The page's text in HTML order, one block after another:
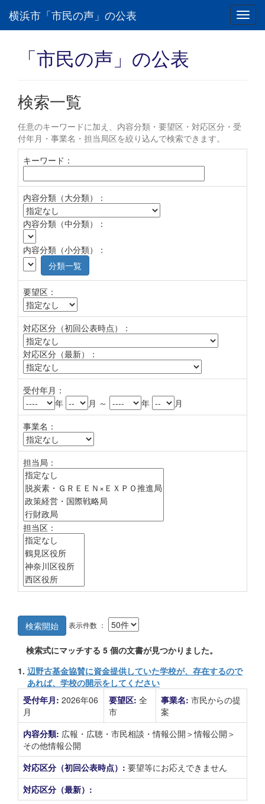
横浜市「市民の声」の公表
「市民の声」の公表
検索一覧
任意のキーワードに加え、内容分類・要望区・対応区分・受
付年月・事業名・担当局区を絞り込んで検索できます。
キーワード：
内容分類（大分類）：
内容分類（中分類）：
内容分類（小分類）：
分類一覧
要望区：
対応区分（初回公表時点）：
対応区分（最新）：
受付年月：
年
月 ～ 年
月
事業名：
担当局：
担当区：
検索開始 表示件数 ：
検索式にマッチする 5 個の文書が見つかりました。
1. 辺野古基金協賛に資金提供していた学校が、存在するので
あれば、学校の開示をしてください
受付年月: 2026年06
月
要望区: 全
市
事業名: 市民からの提
案
内容分類: 広報・広聴・市民相談・情報公開＞情報公開＞
その他情報公開
対応区分（初回公表時点）: 要望等にお応えできません
対応区分（最新）: